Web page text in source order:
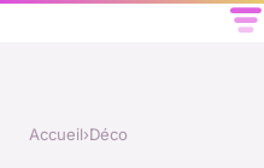
Accueil›Déco